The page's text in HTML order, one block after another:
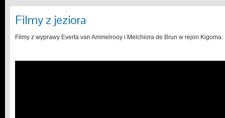
Filmy z jeziora
Filmy z wyprawy Everta van Ammelrooy i Melchiora de Brun w rejon Kigoma: